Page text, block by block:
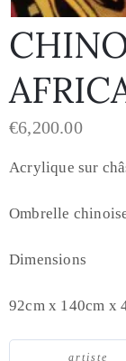
€6,200.00
Acrylique sur
Ombrelle
Dimensions
92cm x 140cm x
artiste